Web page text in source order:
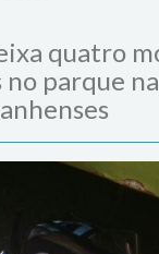
quatro
parque